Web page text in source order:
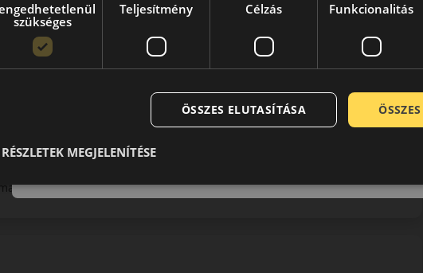
sportos téli abroncs, amely a biztonságot és a dinamizmust ötvözi.
alkatrész gyártással foglalkozó vállalata. Közel másfél évszázada
a prémium kategórián belül is az egyik legmagasabb minőséget és
köszönhetően termékeik a legmodernebb összetevőkből a legkorszerűbb
is megfelelnek. Németesen stabil jó minőségükkel még a gyár
a figyelmet.
szükséges
Teljesítmény Célzás Funkcionalitás
ÖSSZES ELUTASÍTÁSA
RÉSZLETEK MEGJELENÍTÉSE